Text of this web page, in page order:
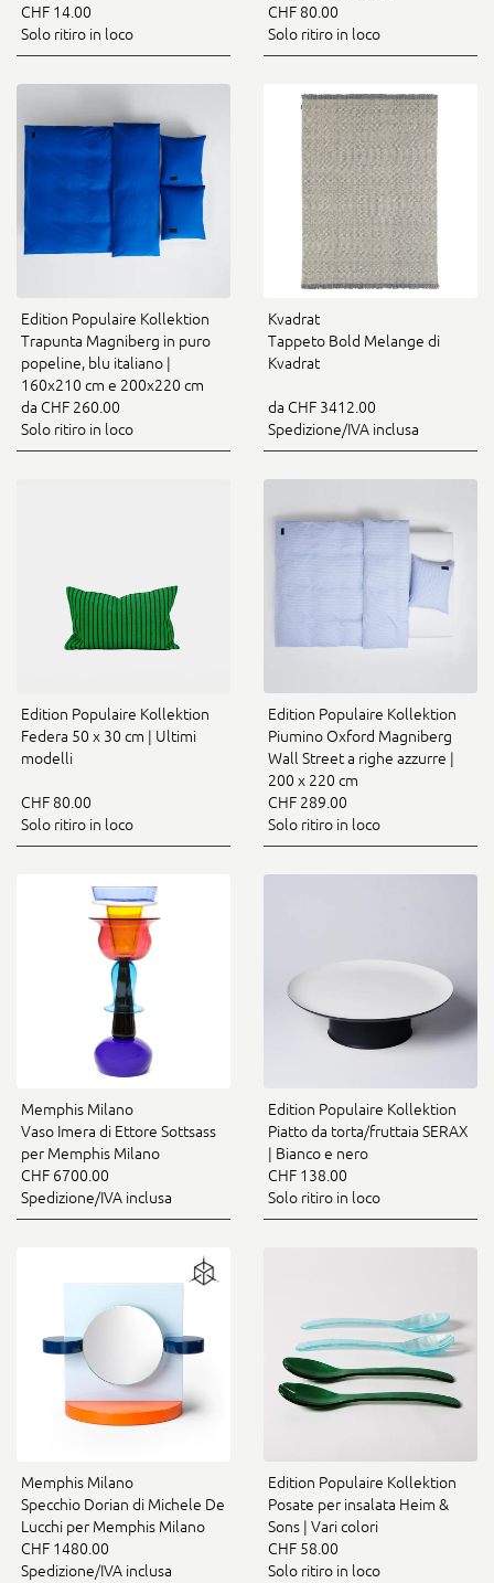
CHF 14.00
Solo ritiro in loco
CHF 80.00
Solo ritiro in loco
Edition Populaire Kollektion
Trapunta Magniberg in puro
popeline, blu italiano |
160x210 cm e 200x220 cm
da CHF 260.00
Solo ritiro in loco
Kvadrat
Tappeto Bold Melange di
Kvadrat
da CHF 3412.00
Spedizione/IVA inclusa
Edition Populaire Kollektion
Federa 50 x 30 cm | Ultimi
modelli
CHF 80.00
Solo ritiro in loco
Edition Populaire Kollektion
Piumino Oxford Magniberg
Wall Street a righe azzurre |
200 x 220 cm
CHF 289.00
Solo ritiro in loco
Memphis Milano
Vaso Imera di Ettore Sottsass
per Memphis Milano
CHF 6700.00
Spedizione/IVA inclusa
Edition Populaire Kollektion
Piatto da torta/fruttaia SERAX
| Bianco e nero
CHF 138.00
Solo ritiro in loco
Memphis Milano
Specchio Dorian di Michele De
Lucchi per Memphis Milano
CHF 1480.00
Spedizione/IVA inclusa
Edition Populaire Kollektion
Posate per insalata Heim &
Sons | Vari colori
CHF 58.00
Solo ritiro in loco